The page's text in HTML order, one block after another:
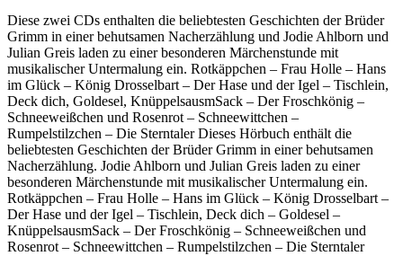
Diese zwei CDs enthalten die beliebtesten Geschichten der Brüder
Grimm in einer behutsamen Nacherzählung und Jodie Ahlborn und
Julian Greis laden zu einer besonderen Märchenstunde mit
musikalischer Untermalung ein. Rotkäppchen – Frau Holle – Hans
im Glück – König Drosselbart – Der Hase und der Igel – Tischlein,
Deck dich, Goldesel, KnüppelsausmSack – Der Froschkönig –
Schneeweißchen und Rosenrot – Schneewittchen –
Rumpelstilzchen – Die Sterntaler Dieses Hörbuch enthält die
beliebtesten Geschichten der Brüder Grimm in einer behutsamen
Nacherzählung. Jodie Ahlborn und Julian Greis laden zu einer
besonderen Märchenstunde mit musikalischer Untermalung ein.
Rotkäppchen – Frau Holle – Hans im Glück – König Drosselbart –
Der Hase und der Igel – Tischlein, Deck dich – Goldesel –
KnüppelsausmSack – Der Froschkönig – Schneeweißchen und
Rosenrot – Schneewittchen – Rumpelstilzchen – Die Sterntaler